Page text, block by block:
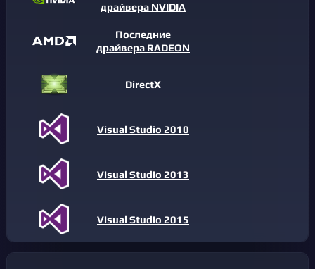
драйвера NVIDIA
Последние
драйвера RADEON
DirectX
Visual Studio 2010
Visual Studio 2013
Visual Studio 2015